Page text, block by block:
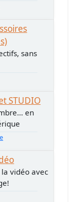
sans
STUDIO
en
vidéo avec